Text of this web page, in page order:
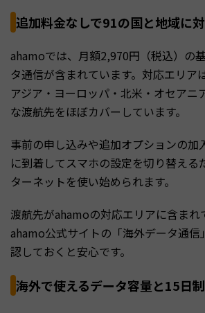
追加料金なしで91の国と地域に
ahamoでは、月額2,970円（税込）の
タ通信が含まれています。対応エリア
アジア・ヨーロッパ・北米・オセアニ
な渡航先をほぼカバーしています。
事前の申し込みや追加オプションの加
に到着してスマホの設定を切り替える
ターネットを使い始められます。
渡航先がahamoの対応エリアに含まれ
ahamo公式サイトの「海外データ通
認しておくと安心です。
海外で使えるデータ容量と15日